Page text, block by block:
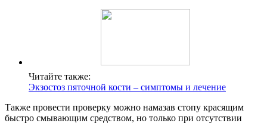
Читайте также:
Экзостоз пяточной кости – симптомы и лечение
Также провести проверку можно намазав стопу красящим
быстро смывающим средством, но только при отсутствии